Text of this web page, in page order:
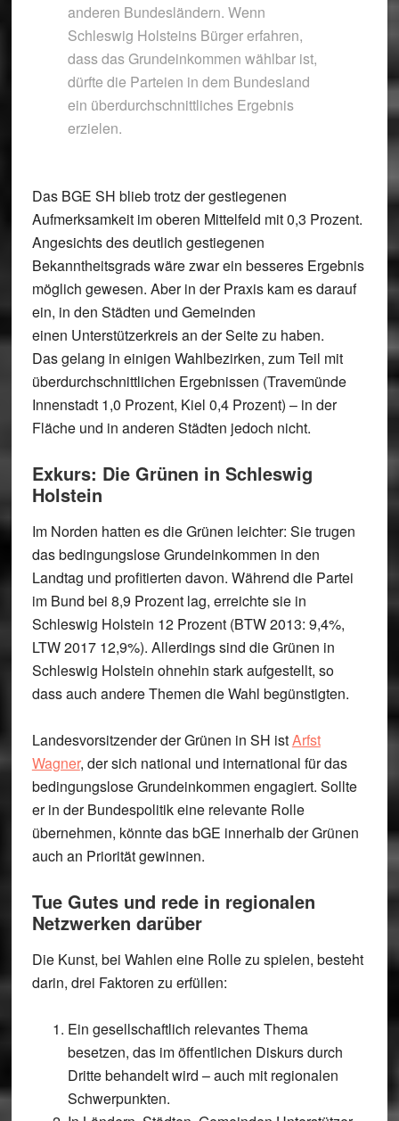
anderen Bundesländern. Wenn
Schleswig Holsteins Bürger erfahren,
dass das Grundeinkommen wählbar ist,
dürfte die Parteien in dem Bundesland
ein überdurchschnittliches Ergebnis
erzielen.
Das BGE SH blieb trotz der gestiegenen
Aufmerksamkeit im oberen Mittelfeld mit 0,3 Prozent.
Angesichts des deutlich gestiegenen
Bekanntheitsgrads wäre zwar ein besseres Ergebnis
möglich gewesen. Aber in der Praxis kam es darauf
ein, in den Städten und Gemeinden
einen Unterstützerkreis an der Seite zu haben.
Das gelang in einigen Wahlbezirken, zum Teil mit
überdurchschnittlichen Ergebnissen (Travemünde
Innenstadt 1,0 Prozent, Kiel 0,4 Prozent) – in der
Fläche und in anderen Städten jedoch nicht.
Exkurs: Die Grünen in Schleswig
Holstein
Im Norden hatten es die Grünen leichter: Sie trugen
das bedingungslose Grundeinkommen in den
Landtag und profitierten davon. Während die Partei
im Bund bei 8,9 Prozent lag, erreichte sie in
Schleswig Holstein 12 Prozent (BTW 2013: 9,4%,
LTW 2017 12,9%). Allerdings sind die Grünen in
Schleswig Holstein ohnehin stark aufgestellt, so
dass auch andere Themen die Wahl begünstigten.
Landesvorsitzender der Grünen in SH istArfst
Wagner, der sich national und international für das
bedingungslose Grundeinkommen engagiert. Sollte
er in der Bundespolitik eine relevante Rolle
übernehmen, könnte das bGE innerhalb der Grünen
auch an Priorität gewinnen.
Tue Gutes und rede in regionalen
Netzwerken darüber
Die Kunst, bei Wahlen eine Rolle zu spielen, besteht
darin, drei Faktoren zu erfüllen:
Ein gesellschaftlich relevantes Thema
besetzen, das im öffentlichen Diskurs durch
Dritte behandelt wird – auch mit regionalen
Schwerpunkten.